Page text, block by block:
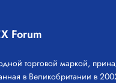
Forum
торговой маркой,
в Великобритании в